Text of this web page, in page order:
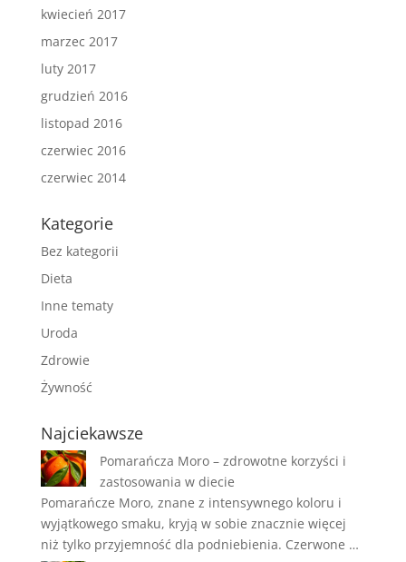
kwiecień 2017
marzec 2017
luty 2017
grudzień 2016
listopad 2016
czerwiec 2016
czerwiec 2014
Kategorie
Bez kategorii
Dieta
Inne tematy
Uroda
Zdrowie
Żywność
Najciekawsze
Pomarańcza Moro – zdrowotne korzyści i
zastosowania w diecie
Pomarańcze Moro, znane z intensywnego koloru i
wyjątkowego smaku, kryją w sobie znacznie więcej
niż tylko przyjemność dla podniebienia. Czerwone …